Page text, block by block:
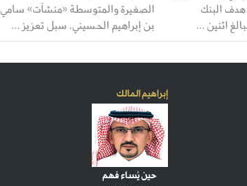
هدف البنك
اثنين ...
الصغيرة والمتوسطة «منشآت» سامي
بن إبراهيم الحسيني، سبل تعزيز ...
إبراهيم المالك
حين يُساء فهم